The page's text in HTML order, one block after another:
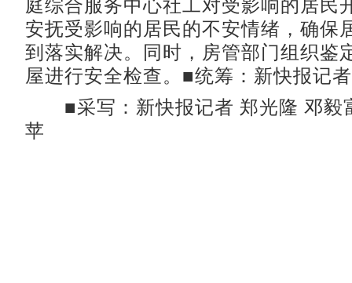
庭综合服务中心社工对受影响的居民
安抚受影响的居民的不安情绪，确保
到落实解决。同时，房管部门组织鉴
屋进行安全检查。■统筹：新快报记
■采写：新快报记者 郑光隆 邓毅
苹